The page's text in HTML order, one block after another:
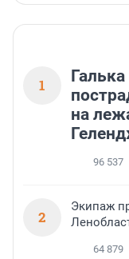
1
на
96 537
2
Экипаж
64 879